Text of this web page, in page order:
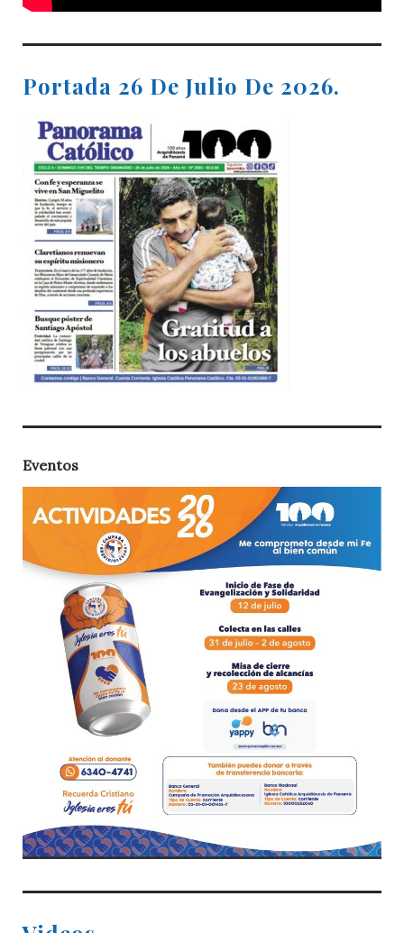
Portada 26 De Julio De 2026.
Eventos